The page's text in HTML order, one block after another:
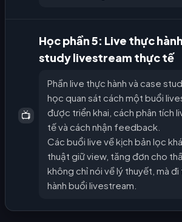
📺
Học phần 5: Live thực
study livestream thực tế
Phần live thực hành và case
học quan sát cách một buổi
được triển khai, cách phân tích
tế và cách nhận feedback.
Các buổi live về kịch bản lọc
thuật giữ view, tăng đơn cho
không chỉ nói về lý thuyết, mà
hành buổi livestream.